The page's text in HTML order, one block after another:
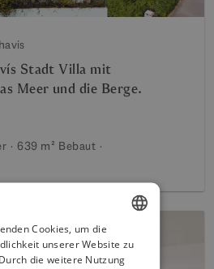
Stadt Villa mit
Meer und die Berge.
639 m² Bebaut
ENGLISH
Cookies, um die
unserer Website zu
die weitere Nutzung